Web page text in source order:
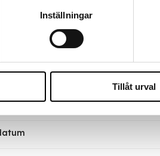
Inställningar
Tillåt urval
levereras till
per parti
försäljningsenhet